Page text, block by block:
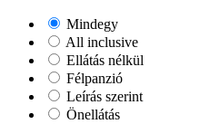
Mindegy
All inclusive
Ellátás nélkül
Félpanzió
Leírás szerint
Önellátás